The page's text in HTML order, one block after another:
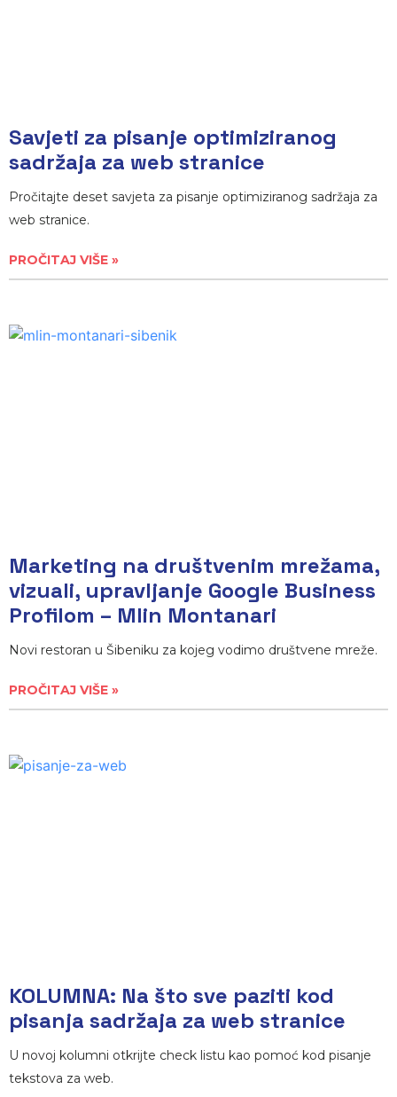
Savjeti za pisanje optimiziranog
sadržaja za web stranice
Pročitajte deset savjeta za pisanje optimiziranog sadržaja za
web stranice.
PROČITAJ VIŠE »
Marketing na društvenim mrežama,
vizuali, upravljanje Google Business
Profilom – Mlin Montanari
Novi restoran u Šibeniku za kojeg vodimo društvene mreže.
PROČITAJ VIŠE »
KOLUMNA: Na što sve paziti kod
pisanja sadržaja za web stranice
U novoj kolumni otkrijte check listu kao pomoć kod pisanje
tekstova za web.